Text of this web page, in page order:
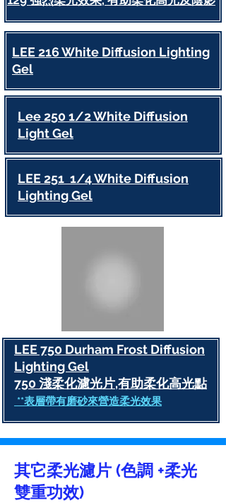
LEE 216 White Diffusion Lighting
Gel
Lee 250 1/2 White Diffusion
Light Gel
LEE 251 1/4 White Diffusion
Lighting Gel
LEE 750 Durham Frost Diffusion
Lighting Gel
750 淺柔化濾光片,有助柔化高光點
**表層帶有磨砂來營造柔光效果
其它柔光濾片 (色調 +柔光
雙重功效)